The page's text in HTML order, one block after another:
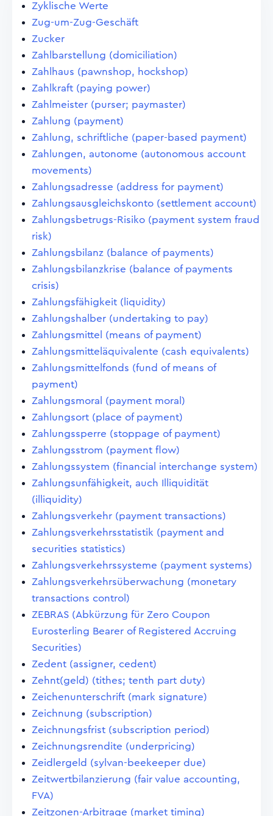
Zyklische Werte
Zug-um-Zug-Geschäft
Zucker
Zahlbarstellung (domiciliation)
Zahlhaus (pawnshop, hockshop)
Zahlkraft (paying power)
Zahlmeister (purser; paymaster)
Zahlung (payment)
Zahlung, schriftliche (paper-based payment)
Zahlungen, autonome (autonomous account
movements)
Zahlungsadresse (address for payment)
Zahlungsausgleichskonto (settlement account)
Zahlungsbetrugs-Risiko (payment system fraud
risk)
Zahlungsbilanz (balance of payments)
Zahlungsbilanzkrise (balance of payments
crisis)
Zahlungsfähigkeit (liquidity)
Zahlungshalber (undertaking to pay)
Zahlungsmittel (means of payment)
Zahlungsmitteläquivalente (cash equivalents)
Zahlungsmittelfonds (fund of means of
payment)
Zahlungsmoral (payment moral)
Zahlungsort (place of payment)
Zahlungssperre (stoppage of payment)
Zahlungsstrom (payment flow)
Zahlungssystem (financial interchange system)
Zahlungsunfähigkeit, auch Illiquidität
(illiquidity)
Zahlungsverkehr (payment transactions)
Zahlungsverkehrsstatistik (payment and
securities statistics)
Zahlungsverkehrssysteme (payment systems)
Zahlungsverkehrsüberwachung (monetary
transactions control)
ZEBRAS (Abkürzung für Zero Coupon
Eurosterling Bearer of Registered Accruing
Securities)
Zedent (assigner, cedent)
Zehnt(geld) (tithes; tenth part duty)
Zeichenunterschrift (mark signature)
Zeichnung (subscription)
Zeichnungsfrist (subscription period)
Zeichnungsrendite (underpricing)
Zeidlergeld (sylvan-beekeeper due)
Zeitwertbilanzierung (fair value accounting,
FVA)
Zeitzonen-Arbitrage (market timing)